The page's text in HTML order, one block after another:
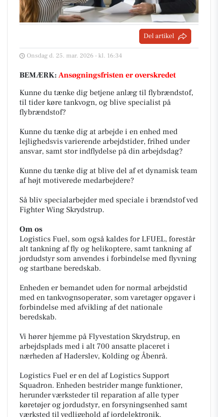
Del artikel
Onsdag d. 25. mar. 2026 - kl. 16:34
BEMÆRK: Ansøgningsfristen er overskredet
Kunne du tænke dig betjene anlæg til flybrændstof,
til tider køre tankvogn, og blive specialist på
flybrændstof?
Kunne du tænke dig at arbejde i en enhed med
lejlighedsvis varierende arbejdstider, frihed under
ansvar, samt stor indflydelse på din arbejdsdag?
Kunne du tænke dig at blive del af et dynamisk team
af højt motiverede medarbejdere?
Så bliv specialarbejder med speciale i brændstof ved
Fighter Wing Skrydstrup.
Om os
Logistics Fuel, som også kaldes for LFUEL, forestår
alt tankning af fly og helikoptere, samt tankning af
jordudstyr som anvendes i forbindelse med flyvning
og startbane beredskab.
Enheden er bemandet uden for normal arbejdstid
med en tankvognsoperatør, som varetager opgaver i
forbindelse med afvikling af det nationale
beredskab.
Vi hører hjemme på Flyvestation Skrydstrup, en
arbejdsplads med i alt 700 ansatte placeret i
nærheden af Haderslev, Kolding og Åbenrå.
Logistics Fuel er en del af Logistics Support
Squadron. Enheden bestrider mange funktioner,
herunder værksteder til reparation af alle typer
køretøjer og jordudstyr, en forsyningsenhed samt
værksted til vedligehold af jordelektronik.